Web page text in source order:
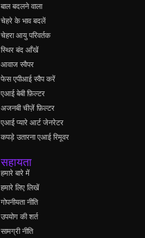
बाल बदलने वाला
चेहरे के भाव बदलें
चेहरा आयु परिवर्तक
स्थिर बंद आँखें
आवाज स्वैपर
फेस एपीआई स्वैप करें
एआई बेबी फ़िल्टर
अजनबी चीज़ें फ़िल्टर
एआई प्यारे आर्ट जेनरेटर
कपड़े उतारना एआई रिमूवर
सहायता
हमारे बारे में
हमारे लिए लिखें
गोपनीयता नीति
उपयोग की शर्त
सामग्री नीति